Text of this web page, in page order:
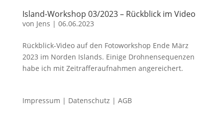
Island-Workshop 03/2023 – Rückblick im Video
von Jens | 06.06.2023
Rückblick-Video auf den Fotoworkshop Ende März
2023 im Norden Islands. Einige Drohnensequenzen
habe ich mit Zeitrafferaufnahmen angereichert.
Impressum | Datenschutz | AGB